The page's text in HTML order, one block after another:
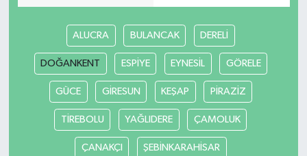
ALUCRA BULANCAK DERELİ
DOĞANKENT ESPİYE EYNESİL GÖRELE
GÜCE GİRESUN KEŞAP PİRAZİZ
TİREBOLU YAĞLIDERE ÇAMOLUK
ÇANAKÇI ŞEBİNKARAHİSAR